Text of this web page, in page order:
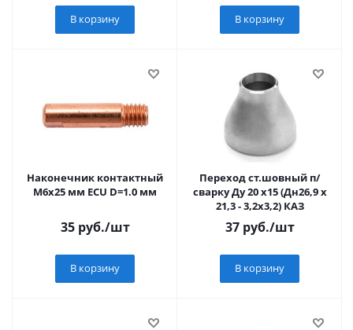
В корзину В корзину
Наконечник контактный
М6х25 мм ECU D=1.0 мм
35руб./шт
В корзину
Переход ст.шовный п/
сварку Ду 20 х15 (Дн26,9 х
21,3 - 3,2х3,2) КАЗ
37руб./шт
В корзину